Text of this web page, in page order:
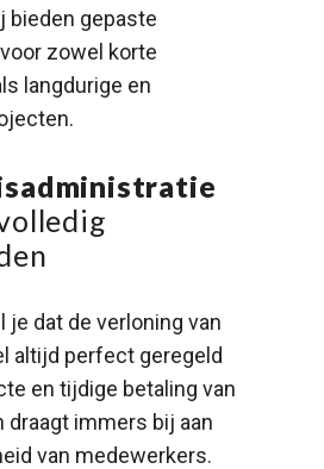
bieden gepaste
zowel korte
langdurige en
je dat de verloning van
altijd perfect geregeld
en tijdige betaling van
draagt immers bij aan
van medewerkers.